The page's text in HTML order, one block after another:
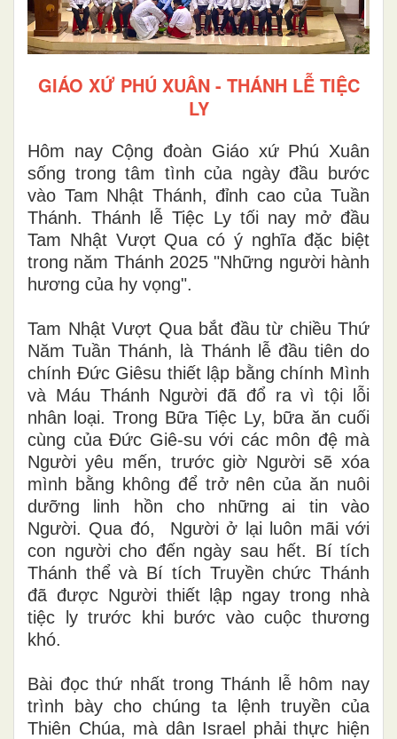
GIÁO XỨ PHÚ XUÂN - THÁNH LỄ TIỆC
LY
Hôm nay Cộng đoàn Giáo xứ Phú Xuân
sống trong tâm tình của ngày đầu bước
vào Tam Nhật Thánh, đỉnh cao của Tuần
Thánh. Thánh lễ Tiệc Ly tối nay mở đầu
Tam Nhật Vượt Qua có ý nghĩa đặc biệt
trong năm Thánh 2025 "Những người hành
hương của hy vọng".
Tam Nhật Vượt Qua bắt đầu từ chiều Thứ
Năm Tuần Thánh, là Thánh lễ đầu tiên do
chính Đức Giêsu thiết lập bằng chính Mình
và Máu Thánh Người đã đổ ra vì tội lỗi
nhân loại. Trong Bữa Tiệc Ly, bữa ăn cuối
cùng của Đức Giê-su với các môn đệ mà
Người yêu mến, trước giờ Người sẽ xóa
mình bằng không để trở nên của ăn nuôi
dưỡng linh hồn cho những ai tin vào
Người. Qua đó, Người ở lại luôn mãi với
con người cho đến ngày sau hết. Bí tích
Thánh thể và Bí tích Truyền chức Thánh
đã được Người thiết lập ngay trong nhà
tiệc ly trước khi bước vào cuộc thương
khó.
Bài đọc thứ nhất trong Thánh lễ hôm nay
trình bày cho chúng ta lệnh truyền của
Thiên Chúa, mà dân Israel phải thực hiện